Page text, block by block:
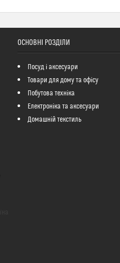
ОСНОВНІ РОЗДІЛИ
Посуд і аксесуари
Товари для дому та офісу
Побутова техніка
Електроніка та аксесуари
Домашній текстиль